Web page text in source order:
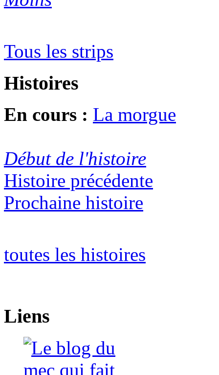
Tous les strips
Histoires
En cours : La morgue
Début de l'histoire
Histoire précédente
Prochaine histoire
toutes les histoires
Liens